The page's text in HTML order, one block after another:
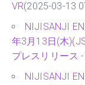
VR(2025-03-13
NIJISANJI
年3月13日(木
プレスリリース
NIJISANJI